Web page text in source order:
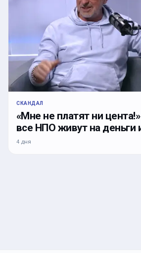
СКАНДАЛ
«Мне не платят ни
все НПО живут на деньги
4 дня